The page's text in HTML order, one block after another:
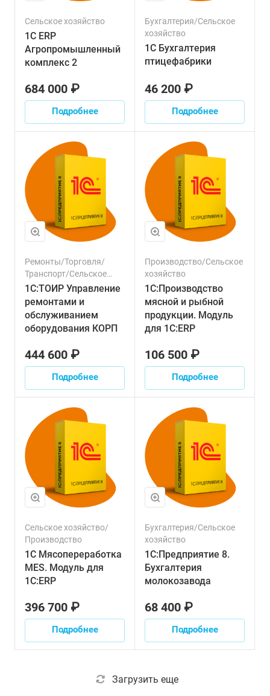
Сельское хозяйство
1С ERP
Агропромышленный
комплекс 2
684 000 ₽
Подробнее
Бухгалтерия/Сельское
хозяйство
1С Бухгалтерия
птицефабрики
46 200 ₽
Подробнее
Ремонты/Торговля/
Транспорт/Сельское
хозяйство
1С:ТОИР Управление
ремонтами и
обслуживанием
оборудования КОРП
444 600 ₽
Подробнее
Производство/Сельское
хозяйство
1С:Производство
мясной и рыбной
продукции. Модуль
для 1С:ERP
106 500 ₽
Подробнее
Сельское хозяйство/
Производство
1С Мясопереработка
MES. Модуль для
1С:ERP
396 700 ₽
Подробнее
Бухгалтерия/Сельское
хозяйство
1С:Предприятие 8.
Бухгалтерия
молокозавода
68 400 ₽
Подробнее
Загрузить еще